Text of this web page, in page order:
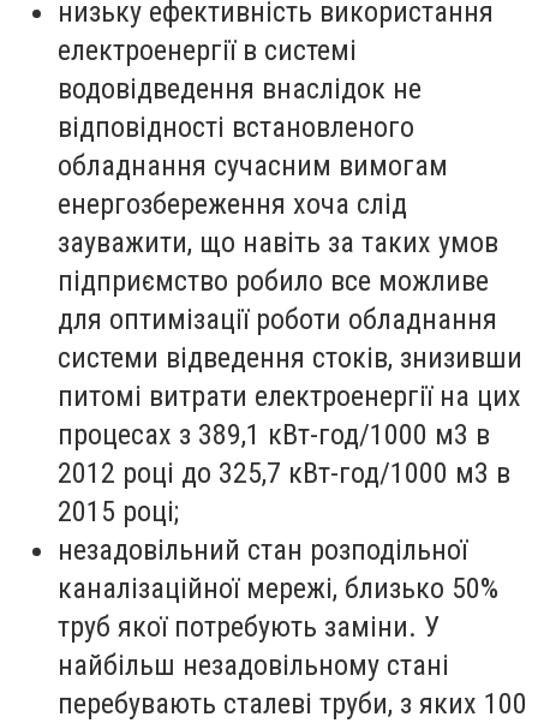
низьку ефективність використання
електроенергії в системі
водовідведення внаслідок не
відповідності встановленого
обладнання сучасним вимогам
енергозбереження хоча слід
зауважити, що навіть за таких умов
підприємство робило все можливе
для оптимізації роботи обладнання
системи відведення стоків, знизивши
питомі витрати електроенергії на цих
процесах з 389,1 кВт-год/1000 м3 в
2012 році до 325,7 кВт-год/1000 м3 в
2015 році;
незадовільний стан розподільної
каналізаційної мережі, близько 50%
труб якої потребують заміни. У
найбільш незадовільному стані
перебувають сталеві труби, з яких 100